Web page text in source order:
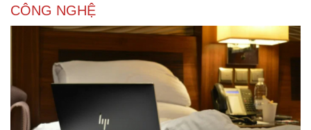
CÔNG NGHỆ